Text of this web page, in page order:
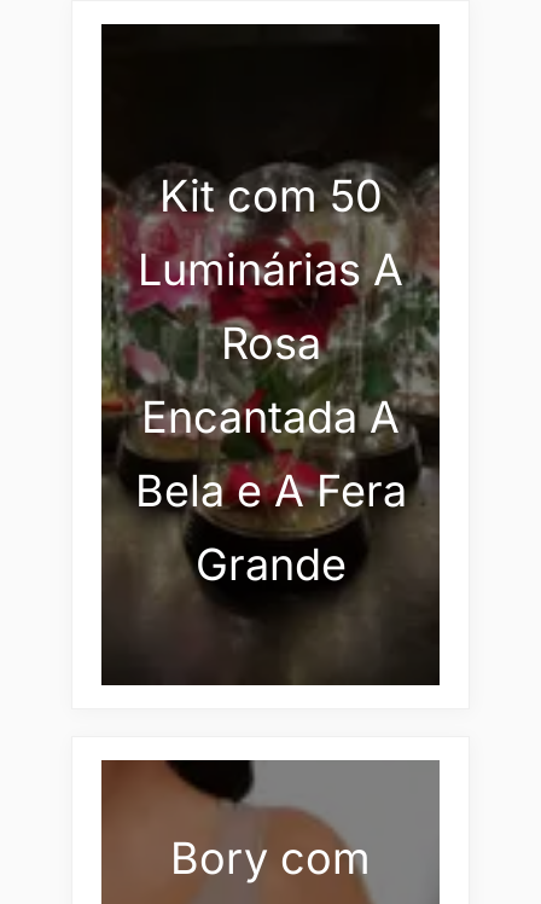
Kit com 50
Luminárias A
Rosa
Encantada A
Bela e A Fera
Grande
Bory com